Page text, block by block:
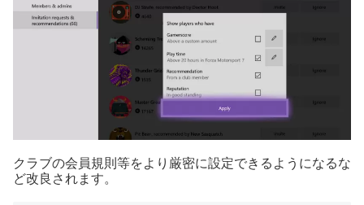
クラブの会員規則等をより厳密に設定できるようになるな
ど改良されます。